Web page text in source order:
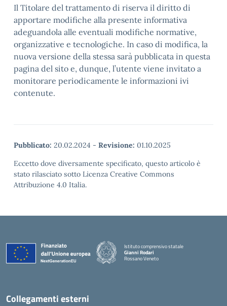
Il Titolare del trattamento di riserva il diritto di
apportare modifiche alla presente informativa
adeguandola alle eventuali modifiche normative,
organizzative e tecnologiche. In caso di modifica, la
nuova versione della stessa sarà pubblicata in questa
pagina del sito e, dunque, l’utente viene invitato a
monitorare periodicamente le informazioni ivi
contenute.
Pubblicato: 20.02.2024 - Revisione: 01.10.2025
Eccetto dove diversamente specificato, questo articolo è
stato rilasciato sotto Licenza Creative Commons
Attribuzione 4.0 Italia.
Istituto comprensivo statale
Gianni Rodari
Rossano Veneto
Collegamenti esterni